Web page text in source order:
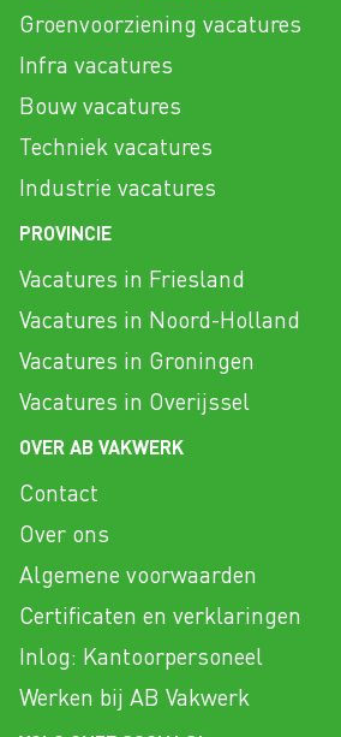
Groenvoorziening vacatures
Infra vacatures
Bouw vacatures
Techniek vacatures
Industrie vacatures
PROVINCIE
Vacatures in Friesland
Vacatures in Noord-Holland
Vacatures in Groningen
Vacatures in Overijssel
OVER AB VAKWERK
Contact
Over ons
Algemene voorwaarden
Certificaten en verklaringen
Inlog: Kantoorpersoneel
Werken bij AB Vakwerk